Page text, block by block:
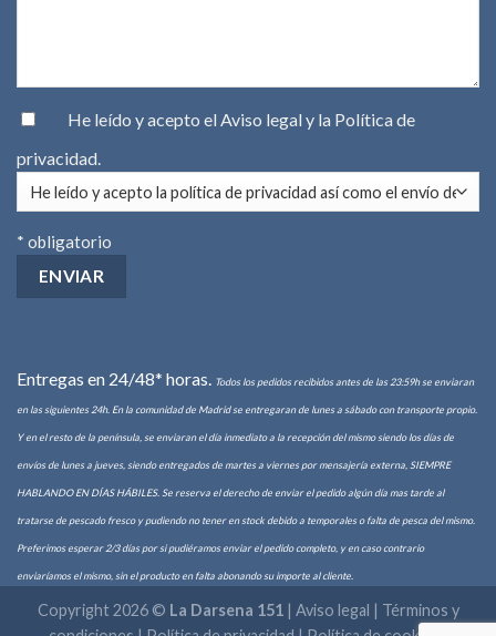
He leído y acepto elAviso legaly la Política de
privacidad.
* obligatorio
Entregas en 24/48* horas. Todos los pedidos recibidos antes de las 23:59h se enviaran
en las siguientes 24h. En la comunidad de Madrid se entregaran de lunes a sábado con transporte propio.
Y en el resto de la península, se enviaran el día inmediato a la recepción del mismo siendo los días de
envíos de lunes a jueves, siendo entregados de martes a viernes por mensajería externa, SIEMPRE
HABLANDO EN DÍAS HÁBILES. Se reserva el derecho de enviar el pedido algún día mas tarde al
tratarse de pescado fresco y pudiendo no tener en stock debido a temporales o falta de pesca del mismo.
Preferimos esperar 2/3 días por si pudiéramos enviar el pedido completo, y en caso contrario
enviaríamos el mismo, sin el producto en falta abonando su importe al cliente.
Copyright 2026 © La Darsena 151| Aviso legal | Términos y